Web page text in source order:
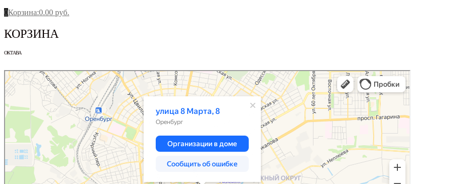
0Корзина:0.00 руб.
КОРЗИНА
ОКТАВА
Оренбург
Улица 8 Марта, 8 — Яндекс.Карты